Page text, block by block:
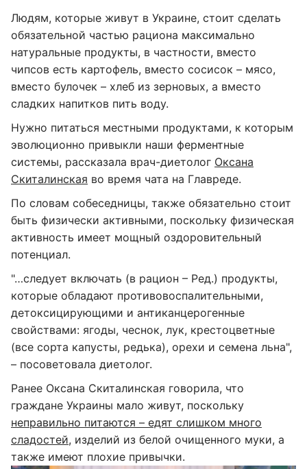
Людям, которые живут в Украине, стоит сделать
обязательной частью рациона максимально
натуральные продукты, в частности, вместо
чипсов есть картофель, вместо сосисок – мясо,
вместо булочек – хлеб из зерновых, а вместо
сладких напитков пить воду.
Нужно питаться местными продуктами, к которым
эволюционно привыкли наши ферментные
системы, рассказала врач-диетолог Оксана
Скиталинская во время чата на Главреде.
По словам собеседницы, также обязательно стоит
быть физически активными, поскольку физическая
активность имеет мощный оздоровительный
потенциал.
"…следует включать (в рацион – Ред.) продукты,
которые обладают противовоспалительными,
детоксицирующими и антиканцерогенные
свойствами: ягоды, чеснок, лук, крестоцветные
(все сорта капусты, редька), орехи и семена льна",
– посоветовала диетолог.
Ранее Оксана Скиталинская говорила, что
граждане Украины мало живут, поскольку
неправильно питаются – едят слишком много
сладостей, изделий из белой очищенного муки, а
также имеют плохие привычки.